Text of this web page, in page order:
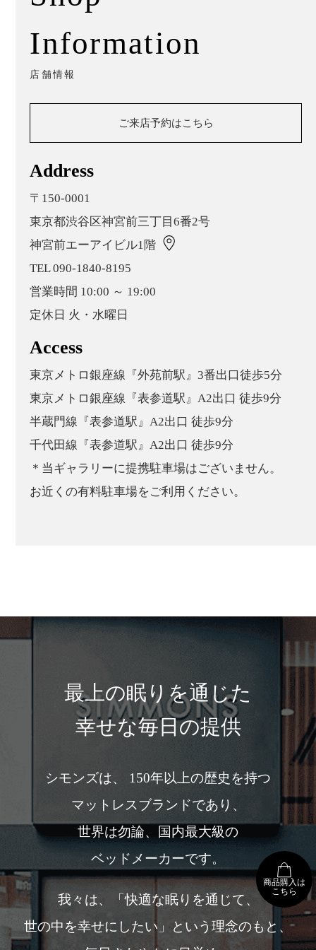
商品購入は
こちら
Information
店舗情報
ご来店予約はこちら
Address
〒150-0001
東京都渋谷区神宮前三丁目6番2号
神宮前エーアイビル1階
TEL 090-1840-8195
営業時間 10:00 ～ 19:00
定休日 火・水曜日
Access
東京メトロ銀座線『外苑前駅』3番出口徒歩5分
東京メトロ銀座線『表参道駅』A2出口 徒歩9分
半蔵門線『表参道駅』A2出口 徒歩9分
千代田線『表参道駅』A2出口 徒歩9分
＊当ギャラリーに提携駐車場はございません。
お近くの有料駐車場をご利用ください。
最上の眠りを通じた
幸せな毎日の提供
シモンズは、 150年以上の歴史を持つ
マットレスブランドであり、
世界は勿論、国内最大級の
ベッドメーカーです。
我々は、「快適な眠りを通じて、
世の中を幸せにしたい」という理念のもと、